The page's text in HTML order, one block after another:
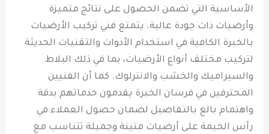
الأساسية التي تضمن الحصول على نتائج متميزة
وأرضيات ذات جودة عالية. يتمتع فني تركيب الأرضيات
بالخبرة الكافية في استخدام الأدوات والتقنيات الحديثة
لتركيب مختلف أنواع الأرضيات، بما في ذلك البلاط
والسيراميك والخشب والانترلوك. كما أن الفنيين
المحترفين في فرسان الخبرة يقدمون خدماتهم بدقة
واهتمام بالغ بالتفاصيل لضمان حصول العملاء في
رأس الخيمة على أرضيات متينة وجميلة تتناسب مع